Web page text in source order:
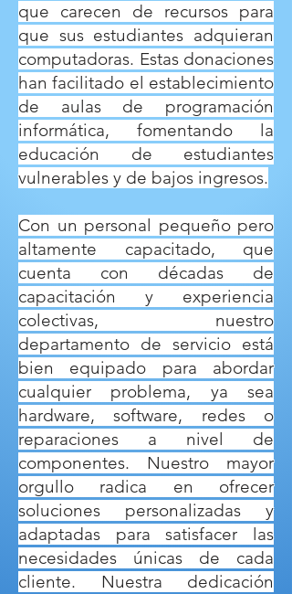
que carecen de recursos para
que sus estudiantes adquieran
computadoras. Estas donaciones
han facilitado el establecimiento
de aulas de programación
informática, fomentando la
educación de estudiantes
vulnerables y de bajos ingresos.
Con un personal pequeño pero
altamente capacitado, que
cuenta con décadas de
capacitación y experiencia
colectivas, nuestro
departamento de servicio está
bien equipado para abordar
cualquier problema, ya sea
hardware, software, redes o
reparaciones a nivel de
componentes. Nuestro mayor
orgullo radica en ofrecer
soluciones personalizadas y
adaptadas para satisfacer las
necesidades únicas de cada
cliente. Nuestra dedicación